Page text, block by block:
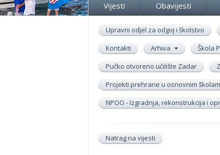
Vijesti Obavijesti
Upravni odjel za odgoj i školstvo
Kontakti
Arhiva Škola
Pučko otvoreno učilište Zadar
Projekti prehrane u osnovnim
NPOO - Izgradnja, rekonstrukcija i
Natrag na vijesti